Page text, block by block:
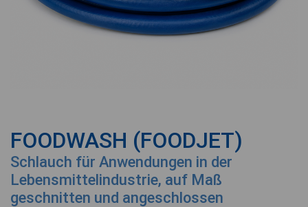
FOODWASH (FOODJET)
Schlauch für Anwendungen in der
Lebensmittelindustrie, auf Maß
geschnitten und angeschlossen